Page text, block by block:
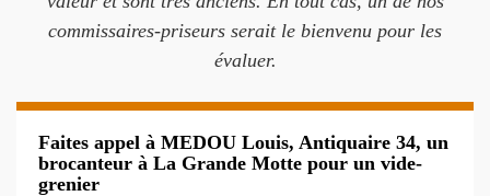
commissaires-priseurs serait le bienvenu pour les
évaluer.
Faites appel à MEDOU Louis, Antiquaire 34, un
brocanteur à La Grande Motte pour un vide-
grenier